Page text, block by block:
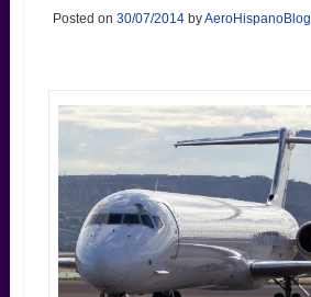
Posted on 30/07/2014byAeroHispanoBlog